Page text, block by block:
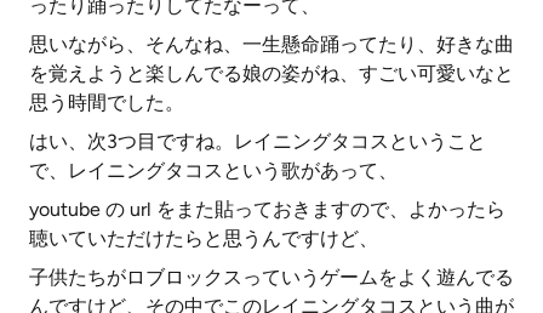
ったり踊ったりしてたなーって、
思いながら、そんなね、一生懸命踊ってたり、好きな曲
を覚えようと楽しんでる娘の姿がね、すごい可愛いなと
思う時間でした。
はい、次3つ目ですね。レイニングタコスということ
で、レイニングタコスという歌があって、
youtube の url をまた貼っておきますので、よかったら
聴いていただけたらと思うんですけど、
子供たちがロブロックスっていうゲームをよく遊んでる
んですけど、その中でこのレイニングタコスという曲が